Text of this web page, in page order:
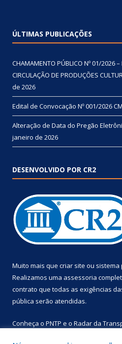
ÚLTIMAS PUBLICAÇÕES
CHAMAMENTO PÚBLICO Nº 01/2026 –
CIRCULAÇÃO DE PRODUÇÕES
de 2026
Edital de Convocação Nº 001/2026
Alteração de Data do Pregão
janeiro de 2026
DESENVOLVIDO POR CR2
Muito mais que criar site ou sistema
Realizamos uma assessoria
contrato que todas as exigências
pública serão atendidas.
Conheça o PNTP e o Radar da